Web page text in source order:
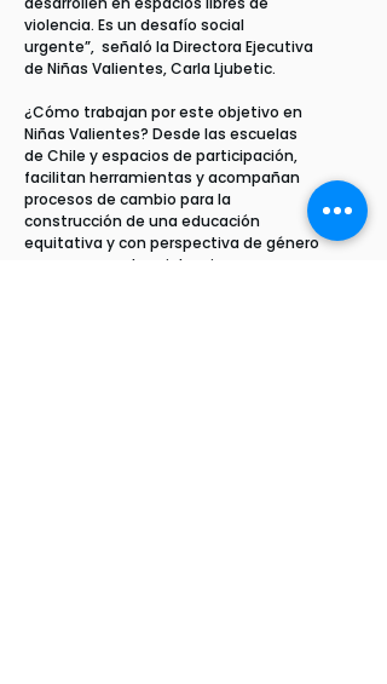
violencia. Es un desafío social
urgente”, señaló la Directora Ejecutiva
de Niñas Valientes, Carla Ljubetic.
¿Cómo trabajan por este objetivo en
Niñas Valientes? Desde las escuelas
de Chile y espacios de participación,
facilitan herramientas y acompañan
procesos de cambio para la
construcción de una educación
equitativa y con perspectiva de género
que prevenga las violencias.